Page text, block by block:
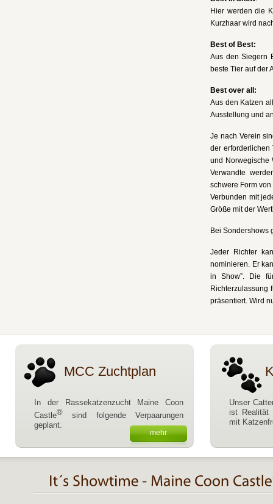
Hier werden die
Kurzhaar wird
Best of Best:
Aus den Siegern
beste Tier auf der
Best over all:
Aus den Katzen
Ausstellung und
Je nach Verein
der erforderlichen
und Norwegische
Verwandte
schwere Form
Verbunden mit
Größe mit der
Bei Sondershows
Jeder Richter
nominieren. Er
in Show”. Die
Richterzulassung
präsentiert. Wird
MCC Zuchtplan
In der Rassekatzenzucht Maine Coon
Castle® sind folgende Verpaarungen
geplant.
mehr
Unser
ist Realität
mit